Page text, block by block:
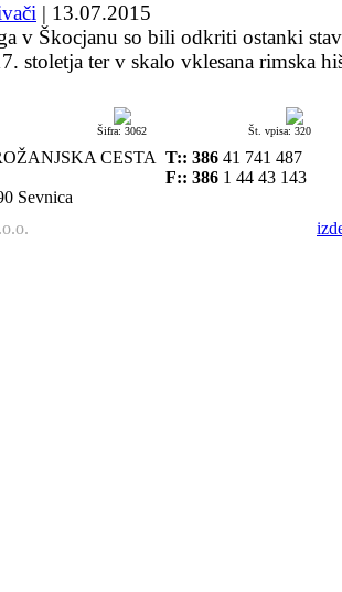
| 13.07.2015
v Škocjanu so bili odkriti ostanki
stoletja ter v skalo vklesana rimska
Šifra: 3062 Št. vpisa: 320
CESTA
Sevnica
T:: 386 41 741 487
F:: 386 1 44 43 143